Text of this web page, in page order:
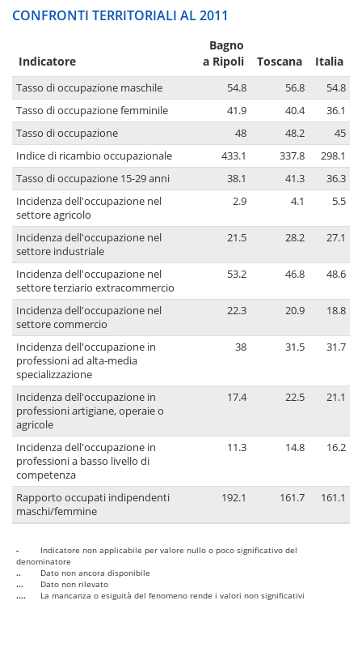
CONFRONTI TERRITORIALI AL 2011
Indicatore
Bagno
a Ripoli
Toscana Italia
Tasso di occupazione maschile 54.8 56.8
54.8
Tasso di occupazione femminile
41.9 40.4
36.1
Tasso di occupazione
48 48.2
45
Indice di ricambio occupazionale
433.1 337.8
298.1
Tasso di occupazione 15-29 anni
38.1 41.3
36.3
Incidenza dell'occupazione nel
settore agricolo
2.9 4.1 5.5
Incidenza dell'occupazione nel
settore industriale
21.5 28.2 27.1
Incidenza dell'occupazione nel
settore terziario extracommercio
53.2 46.8 48.6
Incidenza dell'occupazione nel
settore commercio
22.3 20.9 18.8
Incidenza dell'occupazione in
professioni ad alta-media
specializzazione
38 31.5 31.7
Incidenza dell'occupazione in
professioni artigiane, operaie o
agricole
17.4 22.5 21.1
Incidenza dell'occupazione in
professioni a basso livello di
competenza
11.3 14.8 16.2
Rapporto occupati indipendenti
maschi/femmine
192.1 161.7 161.1
-
Indicatore non applicabile per valore nullo o poco significativo del
denominatore
..
Dato non ancora disponibile
...
Dato non rilevato
....
La mancanza o esiguità del fenomeno rende i valori non significativi